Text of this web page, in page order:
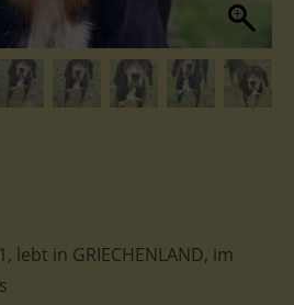
lebt in GRIECHENLAND, im